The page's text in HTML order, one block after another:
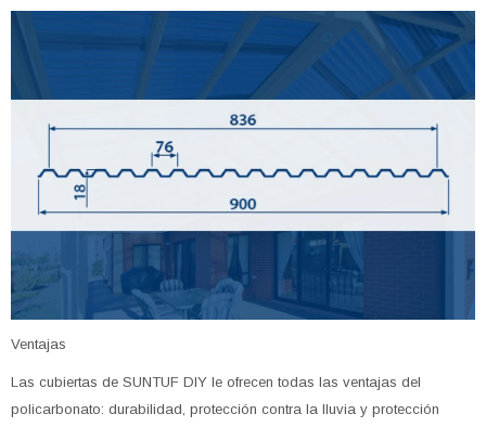
Ventajas
Las cubiertas de SUNTUF DIY le ofrecen todas las ventajas del
policarbonato: durabilidad, protección contra la lluvia y protección